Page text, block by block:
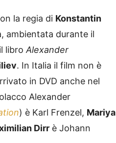
la regia di Konstantin
ambientata durante il
libro Alexander
. In Italia il film non è
in DVD anche nel
Alexander
) è Karl Frenzel, Mariya
Dirr è Johann